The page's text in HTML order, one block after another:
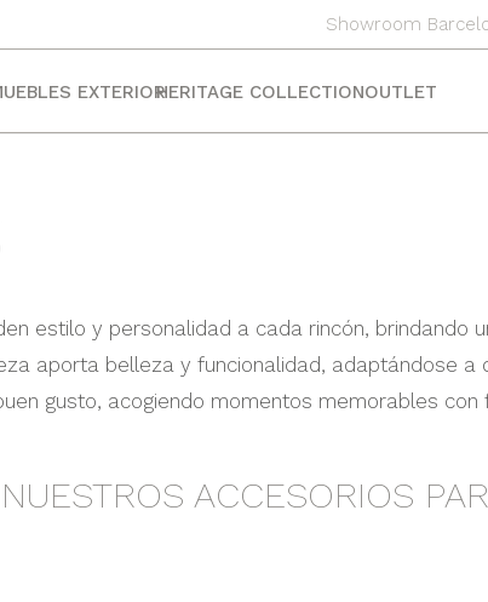
Showroom
EXTERIORHERITAGE COLLECTIONOUTLET
estilo y personalidad a cada rincón, brindando
aporta belleza y funcionalidad, adaptándose a
gusto, acogiendo momentos memorables con
ACCESORIOS